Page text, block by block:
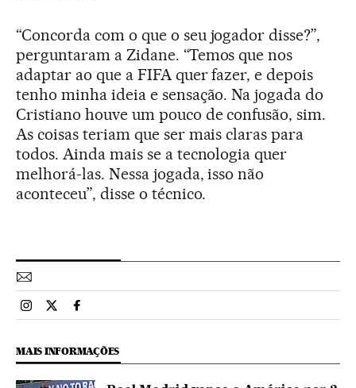
“Concorda com o que o seu jogador disse?”,
perguntaram a Zidane. “Temos que nos
adaptar ao que a FIFA quer fazer, e depois
tenho minha ideia e sensação. Na jogada do
Cristiano houve um pouco de confusão, sim.
As coisas teriam que ser mais claras para
todos. Ainda mais se a tecnologia quer
melhorá-las. Nessa jogada, isso não
aconteceu”, disse o técnico.
Esportes El País Brasil en Instagram
Esportes El País Brasil en Twitter
Esportes El País Brasil en Facebook
MAIS INFORMAÇÕES